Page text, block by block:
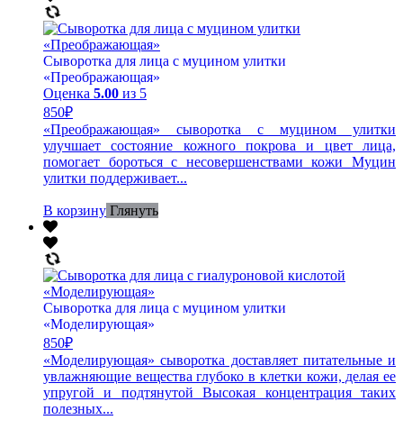
Сыворотка для лица с муцином улитки
«Преображающая»
Оценка 5.00 из 5
850₽
«Преображающая» сыворотка с муцином улитки
улучшает состояние кожного покрова и цвет лица,
помогает бороться с несовершенствами кожи Муцин
улитки поддерживает...
В корзину Глянуть
Сыворотка для лица с муцином улитки
«Моделирующая»
850₽
«Моделирующая» сыворотка доставляет питательные и
увлажняющие вещества глубоко в клетки кожи, делая ее
упругой и подтянутой Высокая концентрация таких
полезных...